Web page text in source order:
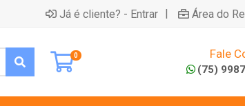
Já é cliente? - Entrar | Área do
0 Fale
(75)